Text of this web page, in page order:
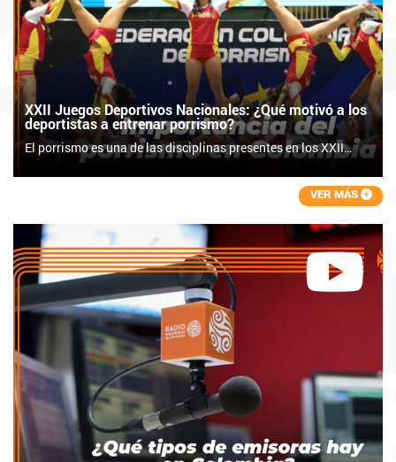
XXII Juegos Deportivos Nacionales: ¿Qué motivó a los
deportistas a entrenar porrismo?
El porrismo es una de las disciplinas presentes en los XXII
Juegos Deportivos Nacionales, que se realizan en el Eje
Cafetero durante este 2023.
Le preguntamos a los deportistas: ¿Qué los motivó a entrenar
porrismo? Sus respuestas son interesantes, profundas y
conmovedoras. ¡Descúbrelas! ??
VER MÁS